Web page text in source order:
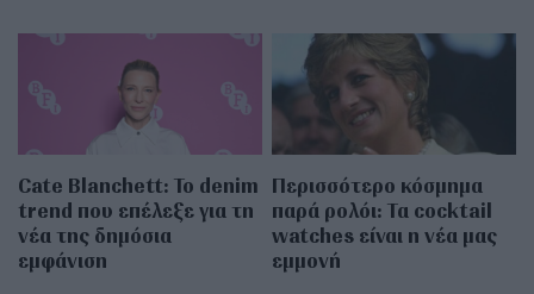
Cate Blanchett: Το denim
trend που επέλεξε για τη
νέα της δημόσια
εμφάνιση
Περισσότερο κόσμημα
παρά ρολόι: Τα cocktail
watches είναι η νέα μας
εμμονή